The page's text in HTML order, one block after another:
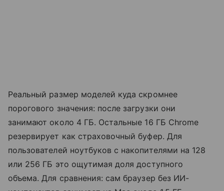
Реальный размер моделей куда скромнее
порогового значения: после загрузки они
занимают около 4 ГБ. Остальные 16 ГБ Chrome
резервирует как страховочный буфер. Для
пользователей ноутбуков с накопителями на 128
или 256 ГБ это ощутимая доля доступного
объема. Для сравнения: сам браузер без ИИ-